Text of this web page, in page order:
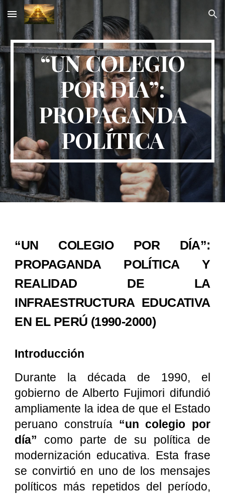
Skip to main content Skip to navigation
“UN COLEGIO
POR DÍA”:
PROPAGANDA
POLÍTICA
“UN COLEGIO POR DÍA”:
PROPAGANDA POLÍTICA Y
REALIDAD DE LA
INFRAESTRUCTURA EDUCATIVA
EN EL PERÚ (1990-2000)
Introducción
Durante la década de 1990, el
gobierno de Alberto Fujimori difundió
ampliamente la idea de que el Estado
peruano construía “un colegio por
día” como parte de su política de
modernización educativa. Esta frase
se convirtió en uno de los mensajes
políticos más repetidos del período,